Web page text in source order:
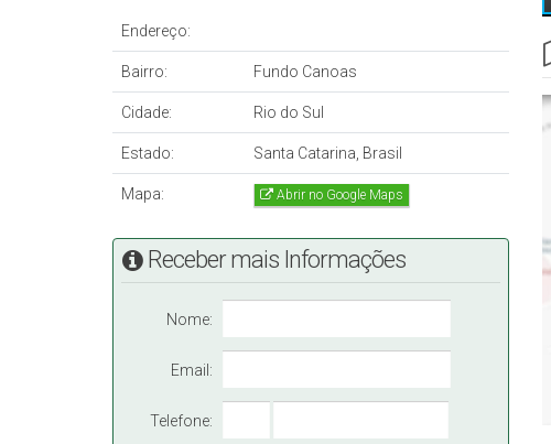
Obs.: Valor sujeito a alteração sem aviso prévio.
Endereço:
Bairro: Fundo Canoas
Cidade: Rio do Sul
Estado: Santa Catarina, Brasil
Mapa: Abrir no Google Maps
Receber mais Informações
Nome:
Email:
Telefone: